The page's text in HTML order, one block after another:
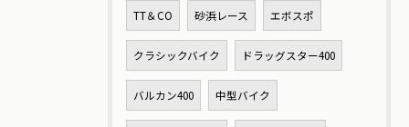
TT＆CO 砂浜レース エボスポ
クラシックバイク ドラッグスター400
バルカン400 中型バイク